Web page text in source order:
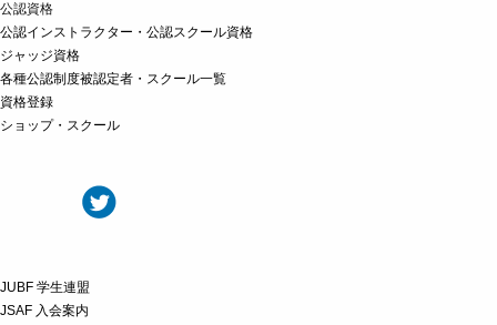
公認資格
公認インストラクター・公認スクール資格
ジャッジ資格
各種公認制度被認定者・スクール一覧
資格登録
ショップ・スクール
JUBF 学生連盟
JSAF 入会案内